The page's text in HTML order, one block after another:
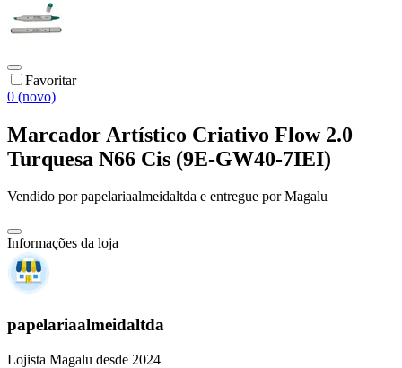
Favoritar
0 (novo)
Marcador Artístico Criativo Flow 2.0
Turquesa N66 Cis (9E-GW40-7IEI)
Vendido porpapelariaalmeidaltda e entregue por Magalu
Informações da loja
papelariaalmeidaltda
Lojista Magalu desde 2024